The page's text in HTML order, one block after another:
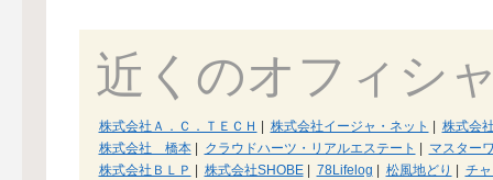
近くのオフィシ
株式会社Ａ．Ｃ．ＴＥＣＨ 株式会社イージャ・ネット
株式会
株式会社 橋本| クラウドハーツ・リアルエステート
マスター
株式会社ＢＬＰ
株式会社SHOBE| 78Lifelog 松風地どり
チ